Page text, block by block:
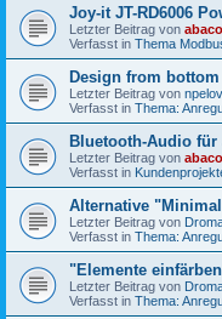
Joy-it JT-RD6006
Letzter Beitrag von
Verfasst in Thema
Design from
Letzter Beitrag von npelov
Verfasst in Thema:
Bluetooth-Audio für
Letzter Beitrag von
Verfasst in
Alternative
Letzter Beitrag von
Verfasst in Thema:
"Elemente
Letzter Beitrag von
Verfasst in Thema: